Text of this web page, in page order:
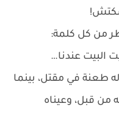
من كل كلمة:
عندنا…
طعنة في مقتل، بينما
من قبل، وعيناه